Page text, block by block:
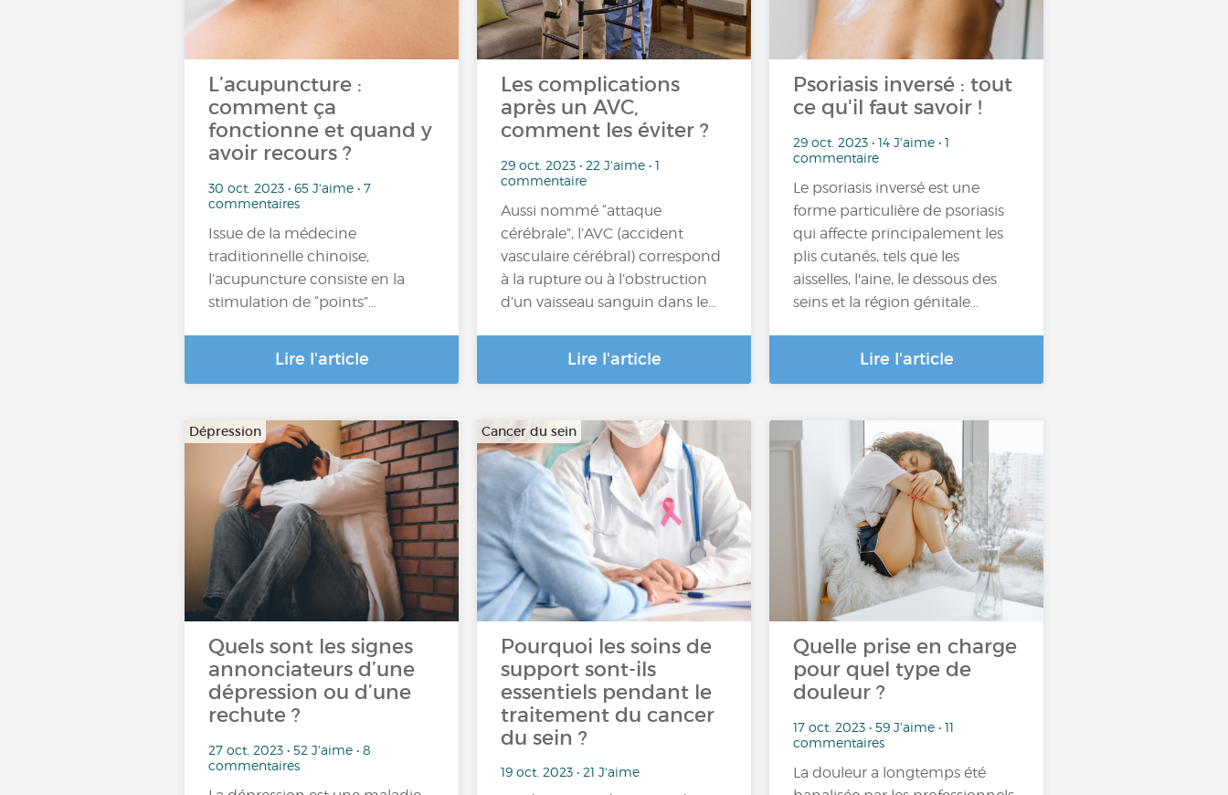
L’acupuncture :
comment ça
fonctionne et quand y
avoir recours ?
30 oct. 2023 • 65 J'aime • 7
commentaires
Issue de la médecine
traditionnelle chinoise,
l’acupuncture consiste en la
stimulation de “points”…
Lire l'article
Les complications
après un AVC,
comment les éviter ?
29 oct. 2023 • 22 J'aime • 1
commentaire
Aussi nommé “attaque
cérébrale”, l’AVC (accident
vasculaire cérébral) correspond
à la rupture ou à l’obstruction
d’un vaisseau sanguin dans le…
Lire l'article
Psoriasis inversé : tout
ce qu'il faut savoir !
29 oct. 2023 • 14 J'aime • 1
commentaire
Le psoriasis inversé est une
forme particulière de psoriasis
qui affecte principalement les
plis cutanés, tels que les
aisselles, l'aine, le dessous des
seins et la région génitale…
Lire l'article
Dépression
Quels sont les signes
annonciateurs d’une
dépression ou d’une
rechute ?
27 oct. 2023 • 52 J'aime • 8
commentaires
Cancer du sein
Pourquoi les soins de
support sont-ils
essentiels pendant le
traitement du cancer
du sein ?
19 oct. 2023 • 21 J'aime
Quelle prise en charge
pour quel type de
douleur ?
17 oct. 2023 • 59 J'aime • 11
commentaires
La douleur a longtemps été